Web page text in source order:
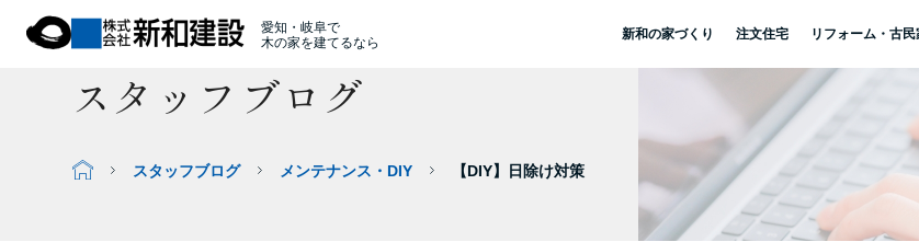
愛知・岐阜で
木の家を建てるなら
新和の家づくり 注文住宅 リフォーム・古
スタッフブログ
スタッフブログ メンテナンス・DIY 【DIY】日除け対策